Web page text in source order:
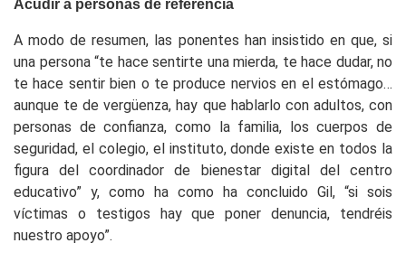
Acudir a personas de referencia
A modo de resumen, las ponentes han insistido en que, si
una persona “te hace sentirte una mierda, te hace dudar, no
te hace sentir bien o te produce nervios en el estómago…
aunque te de vergüenza, hay que hablarlo con adultos, con
personas de confianza, como la familia, los cuerpos de
seguridad, el colegio, el instituto, donde existe en todos la
figura del coordinador de bienestar digital del centro
educativo” y, como ha como ha concluido Gil, “si sois
víctimas o testigos hay que poner denuncia, tendréis
nuestro apoyo”.